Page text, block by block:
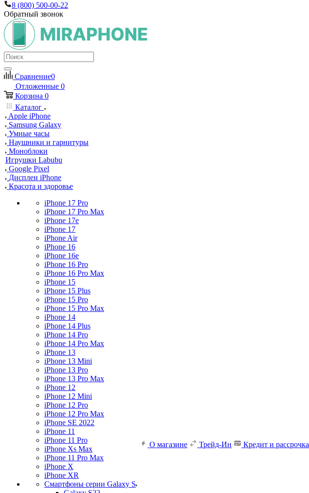
8 (800) 500-00-22
Обратный звонок
Сравнение0
Отложенные 0
Корзина 0
Каталог
Apple iPhone
Samsung Galaxy
Умные часы
Наушники и гарнитуры
Моноблоки
Игрушки Labubu
Google Pixel
Дисплеи iPhone
Красота и здоровье
iPhone 17 Pro
iPhone 17 Pro Max
iPhone 17e
iPhone 17
iPhone Air
iPhone 16
iPhone 16e
iPhone 16 Pro
iPhone 16 Pro Max
iPhone 15
iPhone 15 Plus
iPhone 15 Pro
iPhone 15 Pro Max
iPhone 14
iPhone 14 Plus
iPhone 14 Pro
iPhone 14 Pro Max
iPhone 13
iPhone 13 Mini
iPhone 13 Pro
iPhone 13 Pro Max
iPhone 12
iPhone 12 Mini
iPhone 12 Pro
iPhone 12 Pro Max
iPhone SE 2022
iPhone 11
iPhone 11 Pro
iPhone Xs Max
iPhone 11 Pro Max
iPhone X
iPhone XR
Смартфоны серии Galaxy S
О магазине Трейд-Ин Кредит и рассрочка